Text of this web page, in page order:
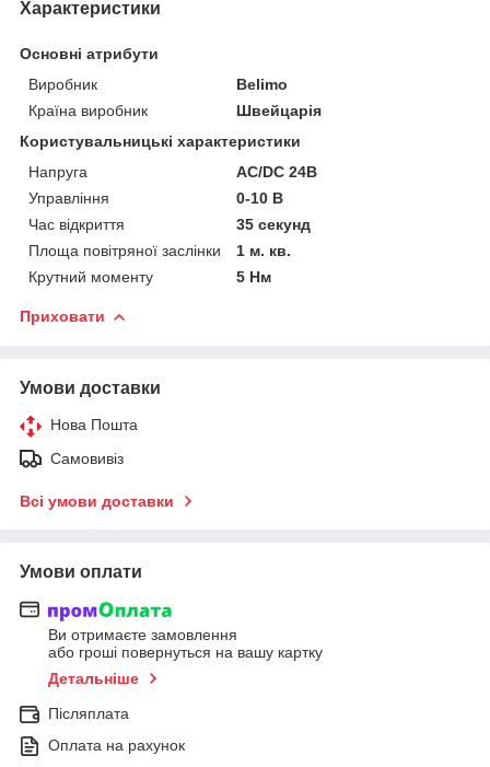
Характеристики
Основні атрибути
Виробник
Belimo
Країна виробник
Швейцарія
Користувальницькі характеристики
Напруга
АС/DC 24В
Управління
0-10 B
Час відкриття
35 секунд
Площа повітряної заслінки
1 м. кв.
Крутний моменту
5 Нм
Приховати
Умови доставки
Нова Пошта
Самовивіз
Всі умови доставки
Умови оплати
Ви отримаєте замовлення
або гроші повернуться на вашу картку
Детальніше
Післяплата
Оплата на рахунок